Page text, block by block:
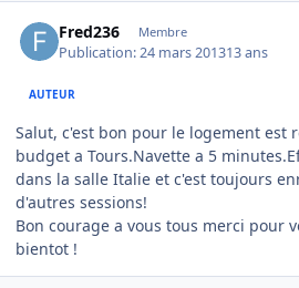
Fred236 Membre
Publication:24 mars 201313 ans
AUTEUR
Salut, c'est bon pour le logement est
budget a Tours.Navette a 5
dans la salle Italie et c'est toujours
d'autres sessions!
Bon courage a vous tous merci pour
bientot !